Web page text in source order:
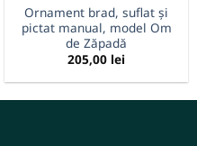
Ornament brad, suflat și
pictat manual, model Om
de Zăpadă
205,00 lei